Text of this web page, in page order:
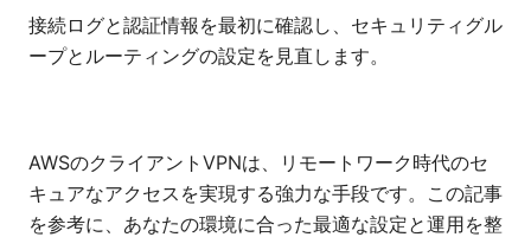
接続ログと認証情報を最初に確認し、セキュリティグル
ープとルーティングの設定を見直します。
AWSのクライアントVPNは、リモートワーク時代のセ
キュアなアクセスを実現する強力な手段です。この記事
を参考に、あなたの環境に合った最適な設定と運用を整